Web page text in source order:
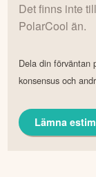
Det finns inte
PolarCool än.
Dela din förväntan
konsensus och
Lämna